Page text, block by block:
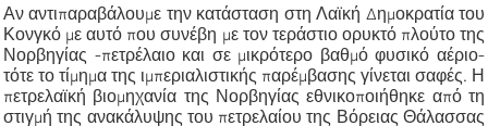
Αν αντιπαραβάλουμε την κατάσταση στη Λαϊκή Δημοκρατία του
Κονγκό με αυτό που συνέβη με τον τεράστιο ορυκτό πλούτο της
Νορβηγίας -πετρέλαιο και σε μικρότερο βαθμό φυσικό αέριο-
τότε το τίμημα της ιμπεριαλιστικής παρέμβασης γίνεται σαφές. Η
πετρελαϊκή βιομηχανία της Νορβηγίας εθνικοποιήθηκε από τη
στιγμή της ανακάλυψης του πετρελαίου της Βόρειας Θάλασσας